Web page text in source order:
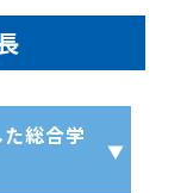
総合学